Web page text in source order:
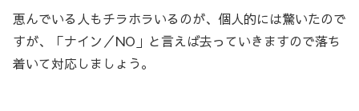
恵んでいる人もチラホラいるのが、個人的には驚いたので
すが、「ナイン／NO」と言えば去っていきますので落ち
着いて対応しましょう。